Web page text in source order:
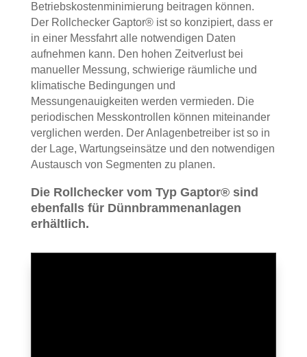
Betriebskostenminimierung beitragen können.
Der Rollchecker Gaptor® ist so konzipiert, dass er
in einer Messfahrt alle notwendigen Daten
aufnehmen kann. Den hohen Zeitverlust bei
manueller Messung, schwierige räumliche und
klimatische Bedingungen und
Messungenauigkeiten werden vermieden. Die
periodischen Messkontrollen können miteinander
verglichen werden. Der Anlagenbetreiber ist so in
der Lage, Wartungseinsätze und den notwendigen
Austausch von Segmenten zu planen.
Die Rollchecker vom Typ Gaptor® sind
ebenfalls für Dünnbrammenanlagen
erhältlich.